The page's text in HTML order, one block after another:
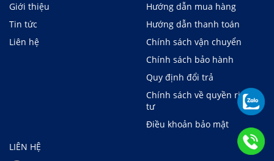
Giới thiệu
Tin tức
Liên hệ
Hướng dẫn mua hàng
Hướng dẫn thanh toán
Chính sách vận chuyển
Chính sách bảo hành
Quy định đổi trả
Chính sách về quyền riêng
tư
Điều khoản bảo mật
LIÊN HỆ